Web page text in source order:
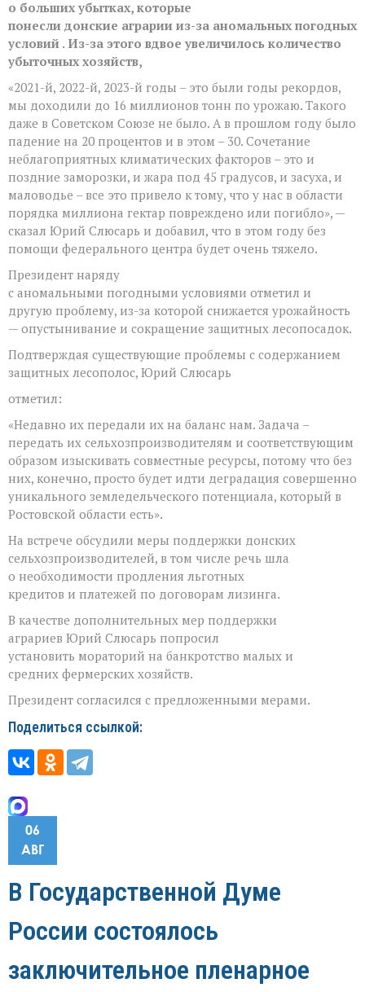
о больших убытках, которые
понесли донские аграрии из-за аномальных погодных
условий . Из-за этого вдвое увеличилось количество
убыточных хозяйств,
«2021-й, 2022-й, 2023-й годы – это были годы рекордов,
мы доходили до 16 миллионов тонн по урожаю. Такого
даже в Советском Союзе не было. А в прошлом году было
падение на 20 процентов и в этом – 30. Сочетание
неблагоприятных климатических факторов – это и
поздние заморозки, и жара под 45 градусов, и засуха, и
маловодье – все это привело к тому, что у нас в области
порядка миллиона гектар повреждено или погибло», —
сказал Юрий Слюсарь и добавил, что в этом году без
помощи федерального центра будет очень тяжело.
Президент наряду
с аномальными погодными условиями отметил и
другую проблему, из-за которой снижается урожайность
— опустынивание и сокращение защитных лесопосадок.
Подтверждая существующие проблемы с содержанием
защитных лесополос, Юрий Слюсарь
отметил:
«Недавно их передали их на баланс нам. Задача –
передать их сельхозпроизводителям и соответствующим
образом изыскивать совместные ресурсы, потому что без
них, конечно, просто будет идти деградация совершенно
уникального земледельческого потенциала, который в
Ростовской области есть».
На встрече обсудили меры поддержки донских
сельхозпроизводителей, в том числе речь шла
о необходимости продления льготных
кредитов и платежей по договорам лизинга.
В качестве дополнительных мер поддержки
аграриев Юрий Слюсарь попросил
установить мораторий на банкротство малых и
средних фермерских хозяйств.
Президент согласился с предложенными мерами.
Поделиться ссылкой:
06
АВГ
В Государственной Думе
России состоялось
заключительное пленарное